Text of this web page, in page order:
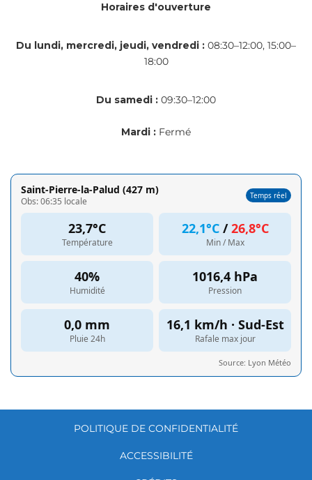
Horaires d'ouverture
Du lundi, mercredi, jeudi, vendredi : 08:30–12:00, 15:00–
18:00
Du samedi : 09:30–12:00
Mardi : Fermé
POLITIQUE DE CONFIDENTIALITÉ
ACCESSIBILITÉ